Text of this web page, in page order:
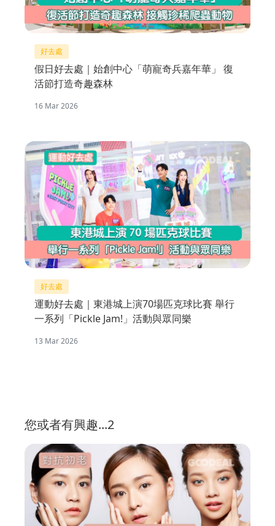
好去處
假日好去處｜始創中心「萌寵奇兵嘉年華」 復
活節打造奇趣森林
16 Mar 2026
好去處
運動好去處｜東港城上演70場匹克球比賽 舉行
一系列「Pickle Jam!」活動與眾同樂
13 Mar 2026
您或者有興趣...2